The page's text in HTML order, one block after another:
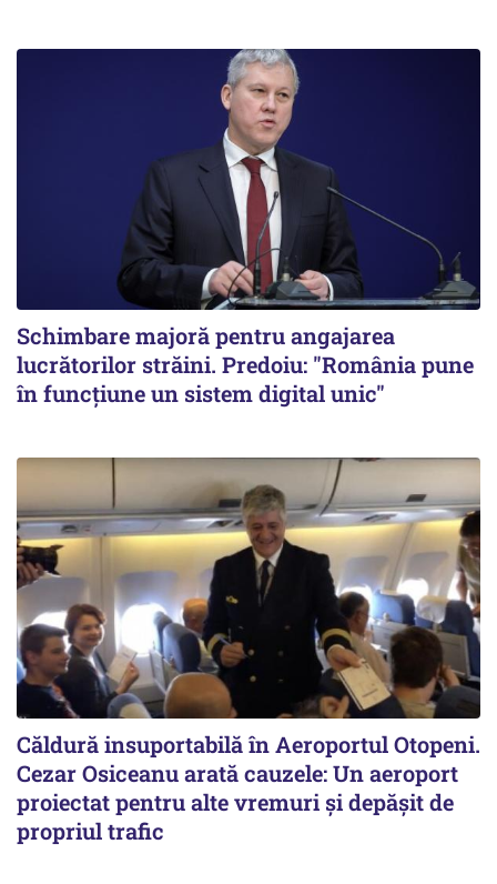
Schimbare majoră pentru angajarea
lucrătorilor străini. Predoiu: "România pune
în funcțiune un sistem digital unic"
Căldură insuportabilă în Aeroportul Otopeni.
Cezar Osiceanu arată cauzele: Un aeroport
proiectat pentru alte vremuri și depășit de
propriul trafic